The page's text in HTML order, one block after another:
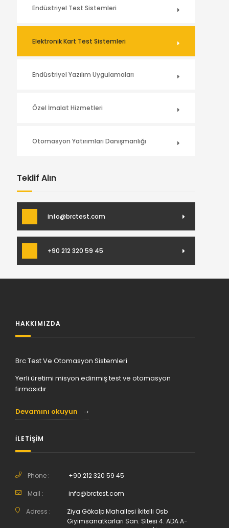
Endüstriyel Test Sistemleri
Elektronik Kart Test Sistemleri
Endüstriyel Yazılım Uygulamaları
Özel İmalat Hizmetleri
Otomasyon Yatırımları Danışmanlığı
Teklif Alın
info@brctest.com
+90 212 320 59 45
HAKKIMIZDA
Brc Test Ve Otomasyon Sistemleri
Yerli üretimi misyon edinmiş test ve otomasyon
firmasıdır.
Devamını okuyun
İLETİŞİM
Phone : +90 212 320 59 45
Mail : info@brctest.com
Adress :
Ziya Gökalp Mahallesi İkitelli Osb
Giyimsanatkarları San. Sitesi 4. ADA A-